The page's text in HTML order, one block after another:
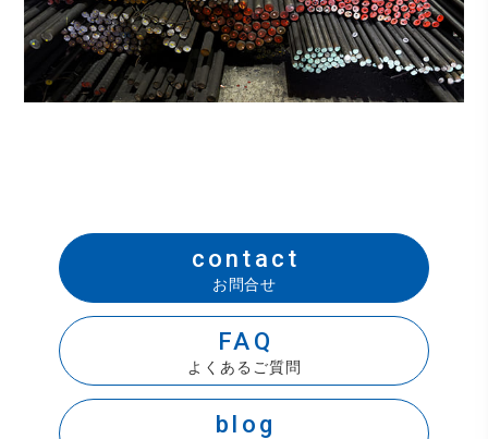
contact
お問合せ
FAQ
よくあるご質問
blog